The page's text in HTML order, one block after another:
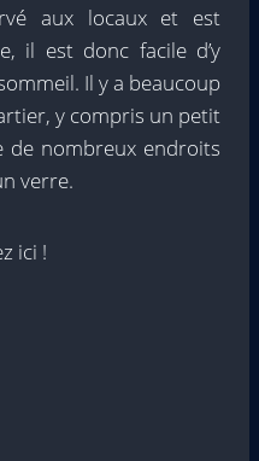
aux locaux et est
il est donc facile d’y
Il y a beaucoup
y compris un petit
de nombreux endroits
verre.
ici !